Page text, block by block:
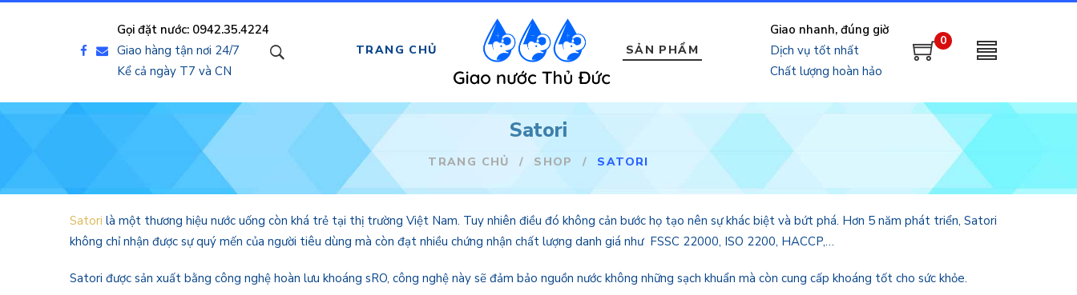
Gọi đặt nước: 0942.35.4224
Giao hàng tận nơi 24/7
Kể cả ngày T7 và CN
TRANG CHỦ SẢN PHẨM
Giao nhanh, đúng giờ
Dịch vụ tốt nhất
Chất lượng hoàn hảo
0
Satori
TRANG CHỦ / SHOP / SATORI
Satori là một thương hiệu nước uống còn khá trẻ tại thị trường Việt Nam. Tuy nhiên điều đó không cản bước họ tạo nên sự khác biệt và bứt phá. Hơn 5 năm phát triển, Satori
không chỉ nhận được sự quý mến của người tiêu dùng mà còn đạt nhiều chứng nhận chất lượng danh giá như FSSC 22000​, ISO 2200, HACCP,…
Satori được sản xuất bằng công nghệ hoàn lưu khoáng sRO, công nghệ này sẽ đảm bảo nguồn nước không những sạch khuẩn mà còn cung cấp khoáng tốt cho sức khỏe.